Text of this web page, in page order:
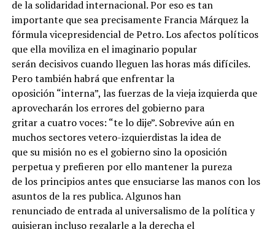
de la solidaridad internacional. Por eso es tan
importante que sea precisamente Francia Márquez la
fórmula vicepresidencial de Petro. Los afectos políticos
que ella moviliza en el imaginario popular
serán decisivos cuando lleguen las horas más difíciles.
Pero también habrá que enfrentar la
oposición “interna”, las fuerzas de la vieja izquierda que
aprovecharán los errores del gobierno para
gritar a cuatro voces: “te lo dije”. Sobrevive aún en
muchos sectores vetero-izquierdistas la idea de
que su misión no es el gobierno sino la oposición
perpetua y prefieren por ello mantener la pureza
de los principios antes que ensuciarse las manos con los
asuntos de la res publica. Algunos han
renunciado de entrada al universalismo de la política y
quisieran incluso regalarle a la derecha el